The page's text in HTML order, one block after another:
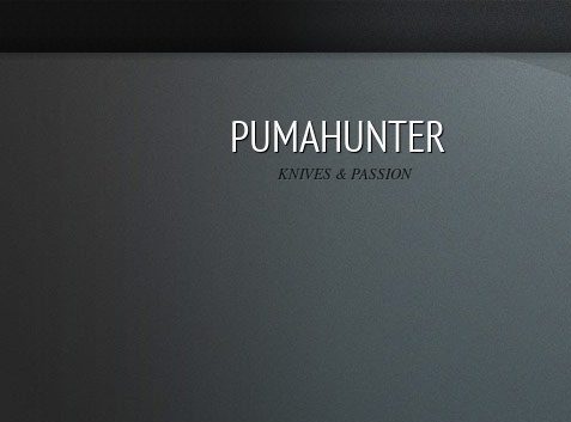
PUMAHUNTER
KNIVES & PASSION